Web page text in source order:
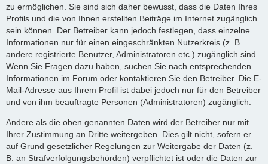
zu ermöglichen. Sie sind sich daher bewusst, dass die Daten Ihres
Profils und die von Ihnen erstellten Beiträge im Internet zugänglich
sein können. Der Betreiber kann jedoch festlegen, dass einzelne
Informationen nur für einen eingeschränkten Nutzerkreis (z. B.
andere registrierte Benutzer, Administratoren etc.) zugänglich sind.
Wenn Sie Fragen dazu haben, suchen Sie nach entsprechenden
Informationen im Forum oder kontaktieren Sie den Betreiber. Die E-
Mail-Adresse aus Ihrem Profil ist dabei jedoch nur für den Betreiber
und von ihm beauftragte Personen (Administratoren) zugänglich.
Andere als die oben genannten Daten wird der Betreiber nur mit
Ihrer Zustimmung an Dritte weitergeben. Dies gilt nicht, sofern er
auf Grund gesetzlicher Regelungen zur Weitergabe der Daten (z.
B. an Strafverfolgungsbehörden) verpflichtet ist oder die Daten zur